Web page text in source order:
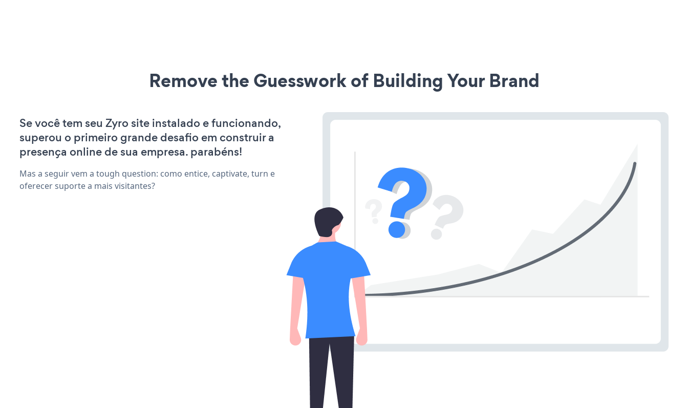
Remove the Guesswork of Building Your Brand
Se você tem seu Zyro site instalado e funcionando,
superou o primeiro grande desafio em construir a
presença online de sua empresa. parabéns!
Mas a seguir vem a tough question: como entice, captivate, turn e
oferecer suporte a mais visitantes?